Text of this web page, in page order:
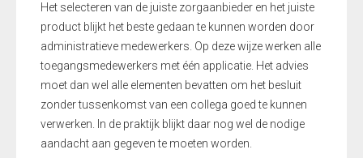
Het selecteren van de juiste zorgaanbieder en het juiste
product blijkt het beste gedaan te kunnen worden door
administratieve medewerkers. Op deze wijze werken alle
toegangsmedewerkers met één applicatie. Het advies
moet dan wel alle elementen bevatten om het besluit
zonder tussenkomst van een collega goed te kunnen
verwerken. In de praktijk blijkt daar nog wel de nodige
aandacht aan gegeven te moeten worden.